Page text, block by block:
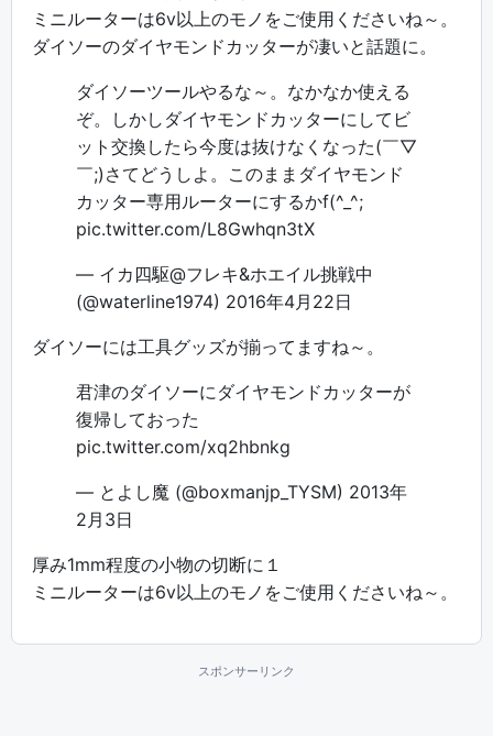
ミニルーターは6v以上のモノをご使用くださいね～。
ダイソーのダイヤモンドカッターが凄いと話題に。
ダイソーツールやるな～。なかなか使える
ぞ。しかしダイヤモンドカッターにしてビ
ット交換したら今度は抜けなくなった(￣▽
￣;)さてどうしよ。このままダイヤモンド
カッター専用ルーターにするかf(^_^;
pic.twitter.com/L8Gwhqn3tX
— イカ四駆@フレキ&ホエイル挑戦中
(@waterline1974) 2016年4月22日
ダイソーには工具グッズが揃ってますね～。
君津のダイソーにダイヤモンドカッターが
復帰しておった
pic.twitter.com/xq2hbnkg
— とよし魔 (@boxmanjp_TYSM) 2013年
2月3日
厚み1mm程度の小物の切断に１
ミニルーターは6v以上のモノをご使用くださいね～。
スポンサーリンク